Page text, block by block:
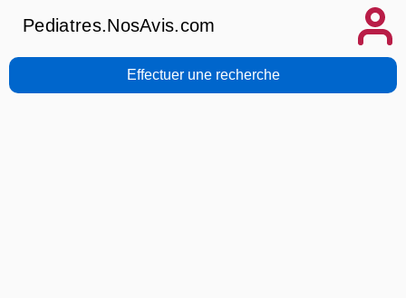
Pediatres.NosAvis.com
Effectuer une recherche